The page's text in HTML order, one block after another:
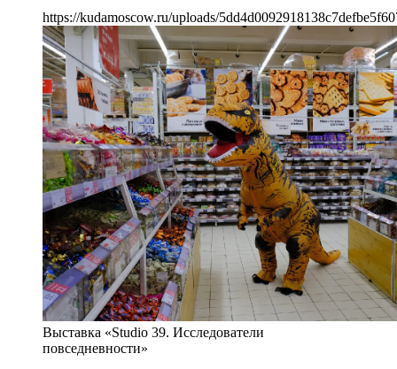
https://kudamoscow.ru/uploads/
Выставка «Studio 39. Исследователи
повседневности»